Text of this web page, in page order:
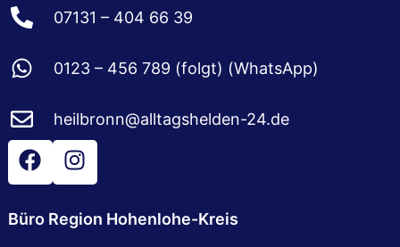
07131 – 404 66 39
0123 – 456 789 (folgt) (WhatsApp)
heilbronn@alltagshelden-24.de
Büro Region Hohenlohe-Kreis